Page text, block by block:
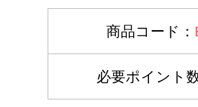
商品コード：
必要ポイント数